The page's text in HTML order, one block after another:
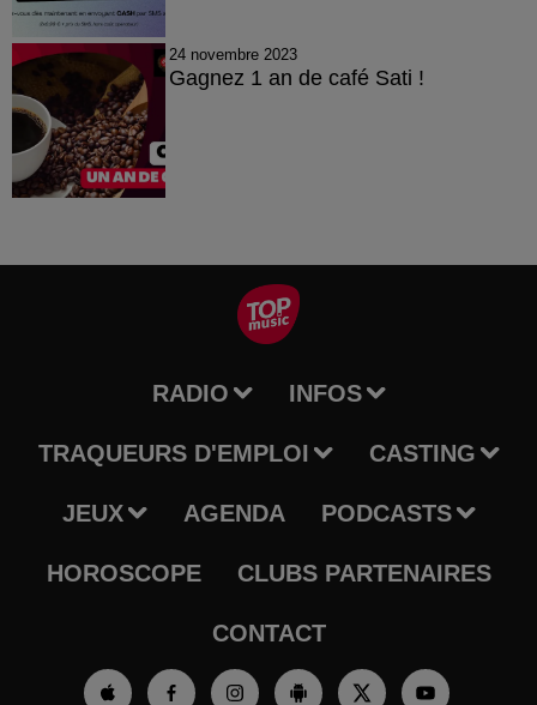
24 novembre 2023
Gagnez 1 an de café Sati !
RADIO INFOS
TRAQUEURS D'EMPLOI CASTING
JEUX AGENDA PODCASTS
HOROSCOPE CLUBS PARTENAIRES
CONTACT